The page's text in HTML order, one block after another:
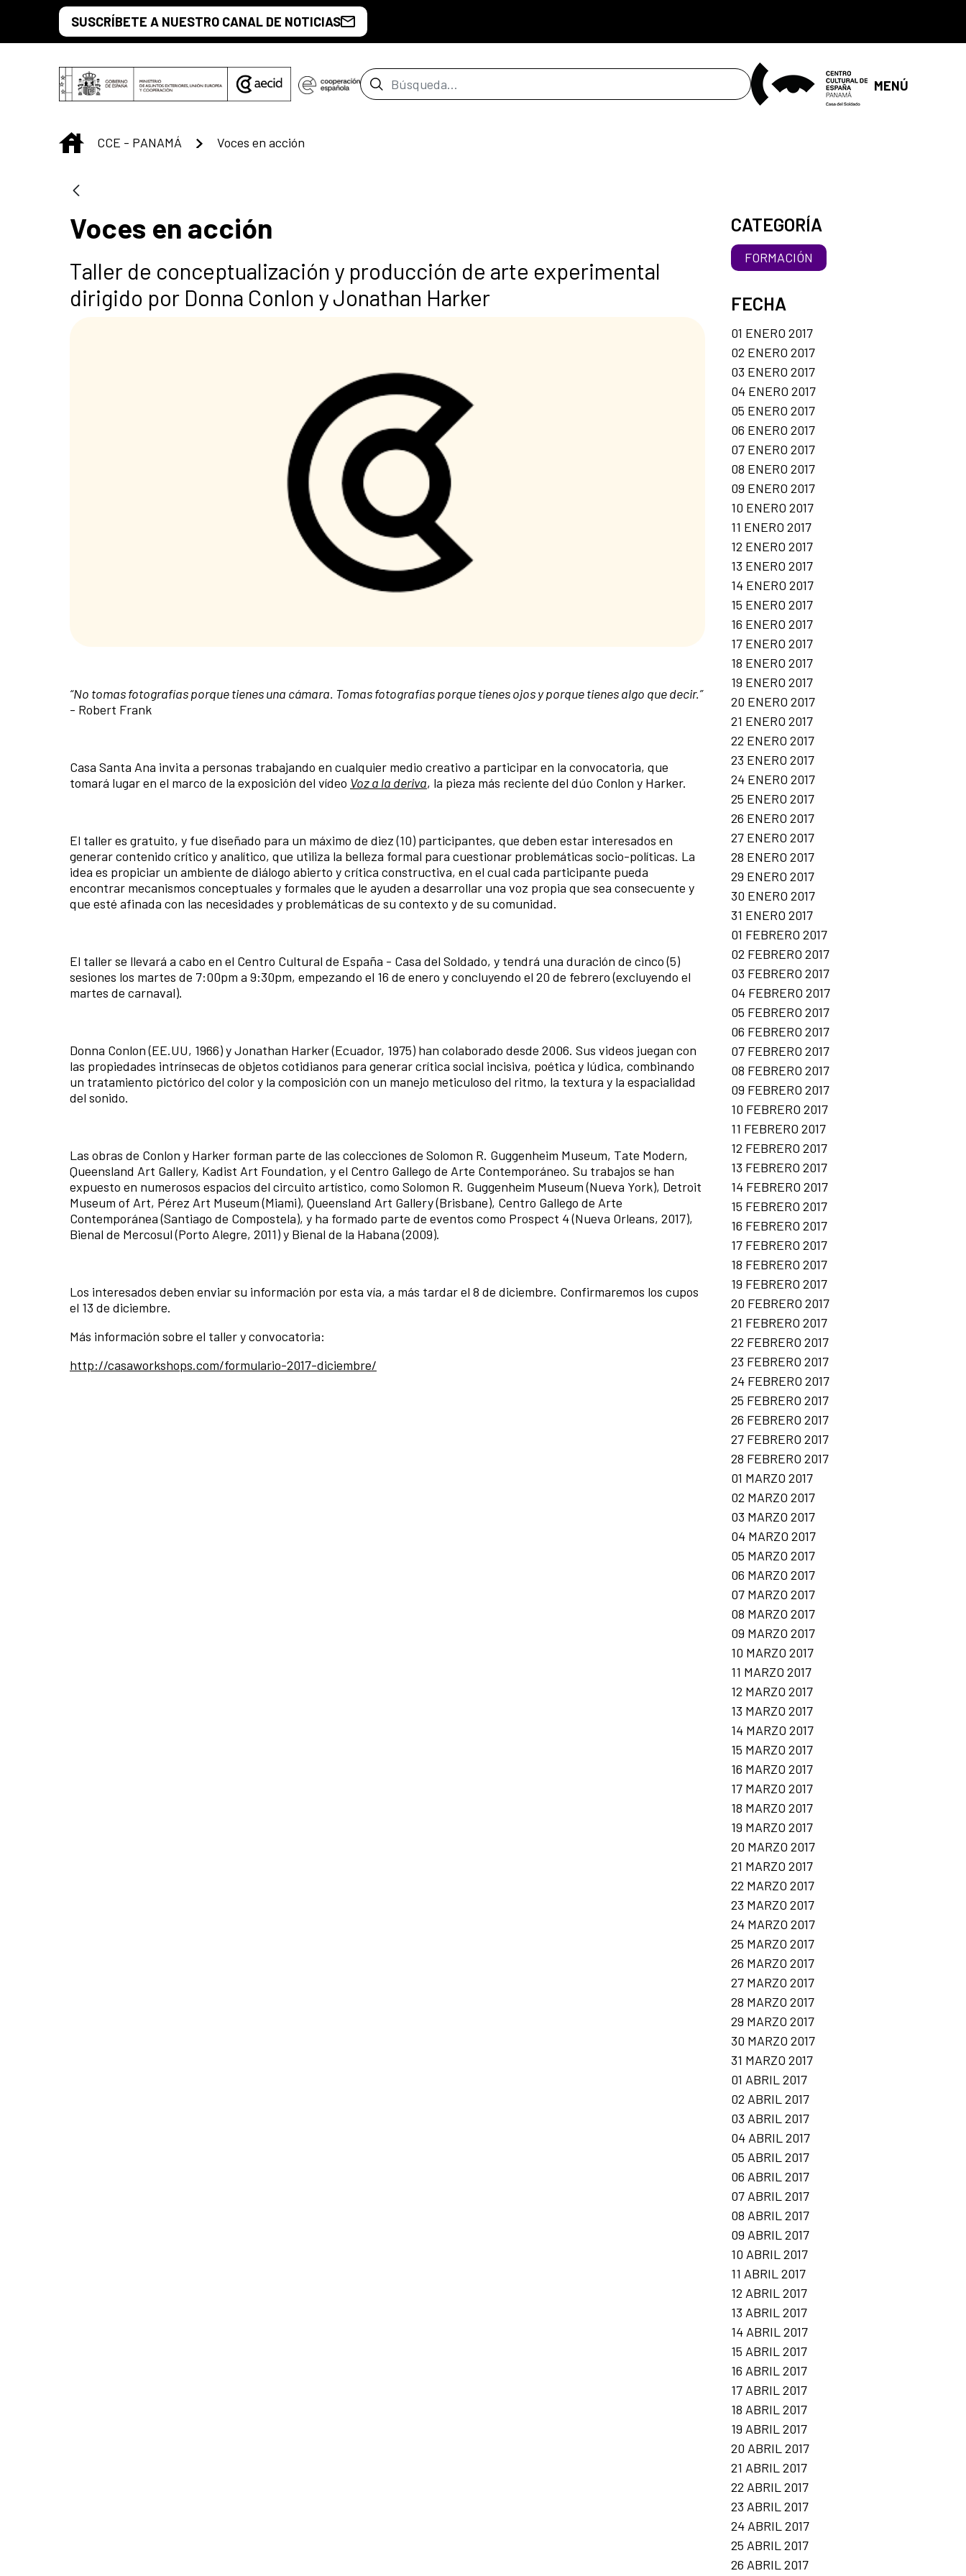
Saltar al contenido principal
SUSCRÍBETE A NUESTRO CANAL DE NOTICIAS
Barra de búsqueda MENÚ
INICIO
CCE - PANAMÁ Voces en acción
Voces en acción
Taller de conceptualización y producción de arte experimental
dirigido por Donna Conlon y Jonathan Harker
“No tomas fotografías porque tienes una cámara. Tomas fotografías porque tienes ojos y porque tienes algo que decir.”
- Robert Frank
Casa Santa Ana invita a personas trabajando en cualquier medio creativo a participar en la convocatoria, que
tomará lugar en el marco de la exposición del vídeo Voz a la deriva, la pieza más reciente del dúo Conlon y Harker.
El taller es gratuito, y fue diseñado para un máximo de diez (10) participantes, que deben estar interesados en
generar contenido crítico y analítico, que utiliza la belleza formal para cuestionar problemáticas socio-políticas. La
idea es propiciar un ambiente de diálogo abierto y crítica constructiva, en el cual cada participante pueda
encontrar mecanismos conceptuales y formales que le ayuden a desarrollar una voz propia que sea consecuente y
que esté afinada con las necesidades y problemáticas de su contexto y de su comunidad.
El taller se llevará a cabo en el Centro Cultural de España - Casa del Soldado, y tendrá una duración de cinco (5)
sesiones los martes de 7:00pm a 9:30pm, empezando el 16 de enero y concluyendo el 20 de febrero (excluyendo el
martes de carnaval).
Donna Conlon (EE.UU, 1966) y Jonathan Harker (Ecuador, 1975) han colaborado desde 2006. Sus videos juegan con
las propiedades intrínsecas de objetos cotidianos para generar crítica social incisiva, poética y lúdica, combinando
un tratamiento pictórico del color y la composición con un manejo meticuloso del ritmo, la textura y la espacialidad
del sonido.
Las obras de Conlon y Harker forman parte de las colecciones de Solomon R. Guggenheim Museum, Tate Modern,
Queensland Art Gallery, Kadist Art Foundation, y el Centro Gallego de Arte Contemporáneo. Su trabajos se han
expuesto en numerosos espacios del circuito artístico, como Solomon R. Guggenheim Museum (Nueva York), Detroit
Museum of Art, Pérez Art Museum (Miami), Queensland Art Gallery (Brisbane), Centro Gallego de Arte
Contemporánea (Santiago de Compostela), y ha formado parte de eventos como Prospect 4 (Nueva Orleans, 2017),
Bienal de Mercosul (Porto Alegre, 2011) y Bienal de la Habana (2009).
Los interesados deben enviar su información por esta vía, a más tardar el 8 de diciembre. Confirmaremos los cupos
el 13 de diciembre.
Más información sobre el taller y convocatoria:
http://casaworkshops.com/formulario-2017-diciembre/
CATEGORÍA
FORMACIÓN
FECHA
01 ENERO 2017
02 ENERO 2017
03 ENERO 2017
04 ENERO 2017
05 ENERO 2017
06 ENERO 2017
07 ENERO 2017
08 ENERO 2017
09 ENERO 2017
10 ENERO 2017
11 ENERO 2017
12 ENERO 2017
13 ENERO 2017
14 ENERO 2017
15 ENERO 2017
16 ENERO 2017
17 ENERO 2017
18 ENERO 2017
19 ENERO 2017
20 ENERO 2017
21 ENERO 2017
22 ENERO 2017
23 ENERO 2017
24 ENERO 2017
25 ENERO 2017
26 ENERO 2017
27 ENERO 2017
28 ENERO 2017
29 ENERO 2017
30 ENERO 2017
31 ENERO 2017
01 FEBRERO 2017
02 FEBRERO 2017
03 FEBRERO 2017
04 FEBRERO 2017
05 FEBRERO 2017
06 FEBRERO 2017
07 FEBRERO 2017
08 FEBRERO 2017
09 FEBRERO 2017
10 FEBRERO 2017
11 FEBRERO 2017
12 FEBRERO 2017
13 FEBRERO 2017
14 FEBRERO 2017
15 FEBRERO 2017
16 FEBRERO 2017
17 FEBRERO 2017
18 FEBRERO 2017
19 FEBRERO 2017
20 FEBRERO 2017
21 FEBRERO 2017
22 FEBRERO 2017
23 FEBRERO 2017
24 FEBRERO 2017
25 FEBRERO 2017
26 FEBRERO 2017
27 FEBRERO 2017
28 FEBRERO 2017
01 MARZO 2017
02 MARZO 2017
03 MARZO 2017
04 MARZO 2017
05 MARZO 2017
06 MARZO 2017
07 MARZO 2017
08 MARZO 2017
09 MARZO 2017
10 MARZO 2017
11 MARZO 2017
12 MARZO 2017
13 MARZO 2017
14 MARZO 2017
15 MARZO 2017
16 MARZO 2017
17 MARZO 2017
18 MARZO 2017
19 MARZO 2017
20 MARZO 2017
21 MARZO 2017
22 MARZO 2017
23 MARZO 2017
24 MARZO 2017
25 MARZO 2017
26 MARZO 2017
27 MARZO 2017
28 MARZO 2017
29 MARZO 2017
30 MARZO 2017
31 MARZO 2017
01 ABRIL 2017
02 ABRIL 2017
03 ABRIL 2017
04 ABRIL 2017
05 ABRIL 2017
06 ABRIL 2017
07 ABRIL 2017
08 ABRIL 2017
09 ABRIL 2017
10 ABRIL 2017
11 ABRIL 2017
12 ABRIL 2017
13 ABRIL 2017
14 ABRIL 2017
15 ABRIL 2017
16 ABRIL 2017
17 ABRIL 2017
18 ABRIL 2017
19 ABRIL 2017
20 ABRIL 2017
21 ABRIL 2017
22 ABRIL 2017
23 ABRIL 2017
24 ABRIL 2017
25 ABRIL 2017
26 ABRIL 2017